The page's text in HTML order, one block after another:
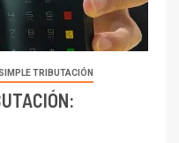
TRIBUTACIÓN